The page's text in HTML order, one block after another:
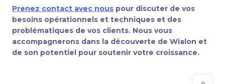
Prenez contact avec nous pour discuter de vos
besoins opérationnels et techniques et des
problématiques de vos clients. Nous vous
accompagnerons dans la découverte de Wialon et
de son potentiel pour soutenir votre croissance.